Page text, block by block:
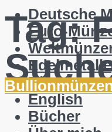
Deutsche
Euro-
Edelmetalle
Blog
English
Bücher
Tag: